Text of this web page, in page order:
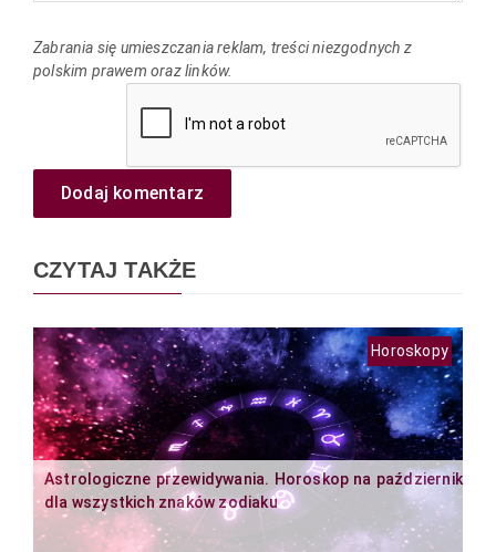
Zabrania się umieszczania reklam, treści niezgodnych z
polskim prawem oraz linków.
Dodaj komentarz
CZYTAJ TAKŻE
Astrologiczne przewidywania. Horoskop na październik
dla wszystkich znaków zodiaku
Horoskopy